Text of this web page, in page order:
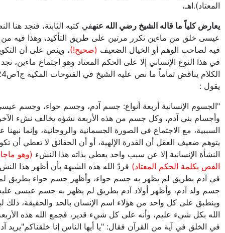
المعتاد).اهـ،
يعارض كلياً ما قاله الشيخ رضي الله عنهفي كتبه الثابتة، فنجد هنا
عيسى خلق من ماءين تكرر مرتين على طريق التأكيد، وهذا فيه من
فيه لصاحب الوهم أو الخيال الضعيف (صحيح!)، وينص على أن
في هذا النوع الإنساني إلا على الحكم المعتاد وهو اجتماع ماءين،
يقول :
"الجسوم الإنسانية أربعة أنواع: جسم آدم، وجسم حواء، وجسم
وأجسام بني آدم، وكل جسم من هذه الأربعة نشؤه يخالف نشء
السببية، مع الاجتماع في الصورة الجسمانية والروحانية، وإنما نبهنا
يتوهم ضعيف العقل أن القدرة الإلهية، أو أن الحقائق لا تعطي أن
النشأة الإنسانية إلا عن سبب واحد يعطي بذاته هذا النشء (وهو
الفص بكلمة الحكم المعتاد) فردّ الله هذه الشبهة بأن أظهر هذا
في آدم بطريق لم يظهر به جسم حواء، وأظهر جسم حواء بطريق
جسم ولد آدم، وأظهر أولاد آدم بطريق لم يظهر به جسم عيسى
وينطبق على كل واحد من هؤلاء اسم الإنسان بالحد والحقيقة، ذلك
الله بكل شيء عليم، وأنه على كل شيء قدير، فجمع الله هذه الأربعة
في الخلق في آية من القرآن فقال: "يا أيها الناس إنا خلقناكم"يريد